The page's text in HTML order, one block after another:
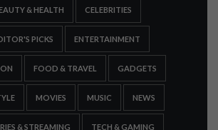
& HEALTH CELEBRITIES
PICKS ENTERTAINMENT
FOOD & TRAVEL GADGETS
MOVIES MUSIC NEWS
& STREAMING TECH & GAMING